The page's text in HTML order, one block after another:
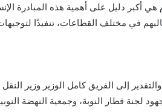
هي أكبر دليل على أهمية هذه المبادرة
في مختلف القطاعات، تنفيذًا
إلى الفريق كامل الوزير وزير
لجنة قطار النوبة، وجمعية النهضة